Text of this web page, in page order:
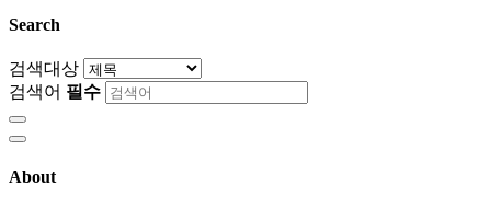
Search
검색대상
검색어 필수
About